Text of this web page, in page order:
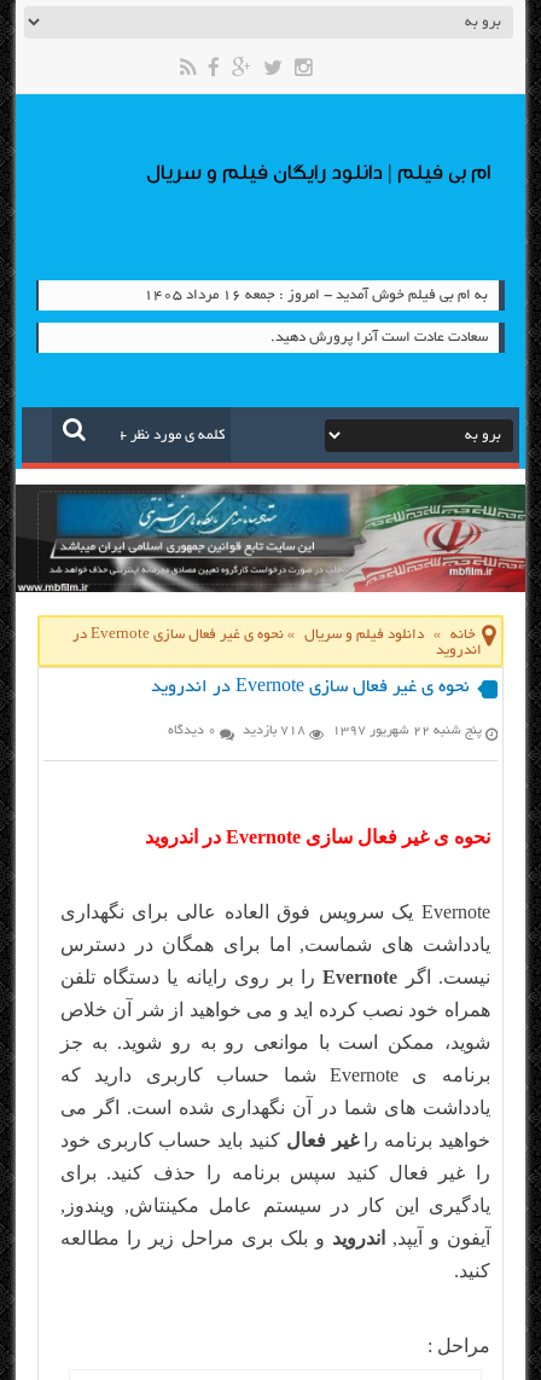
ام بی فیلم | دانلود رایگان فیلم و سریال
به ام بی فیلم خوش آمدید - امروز : جمعه ۱۶ مرداد ۱۴۰۵
سعادت عادت است آنرا پرورش دهید.
خانه » دانلود فیلم و سریال »
نحوه ی غیر فعال سازی Evernote در
اندروید
نحوه ی غیر فعال سازی Evernote در اندروید
پنج شنبه ۲۲ شهریور ۱۳۹۷ 718 بازدید 0 دیدگاه
نحوه ی غیر فعال سازی Evernote در اندروید
Evernote یک سرویس فوق العاده عالی برای نگهداری
یادداشت های شماست, اما برای همگان در دسترس
نیست. اگر Evernoteرا بر روی رایانه یا دستگاه تلفن
همراه خود نصب کرده اید و می خواهید از شر آن خلاص
شوید، ممکن است با موانعی رو به رو شوید. به جز
برنامه ی Evernote شما حساب کاربری دارید که
یادداشت های شما در آن نگهداری شده است. اگر می
خواهید برنامه راغیر فعال کنید باید حساب کاربری خود
را غیر فعال کنید سپس برنامه را حذف کنید. برای
یادگیری این کار در سیستم عامل مکینتاش, ویندوز,
آیفون و آیپد,
اندروید و بلک بری مراحل زیر را مطالعه
کنید.
مراحل :